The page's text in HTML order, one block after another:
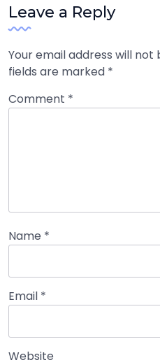
Leave a Reply
Your email address will not
fields are marked *
Comment *
Name *
Email *
Website